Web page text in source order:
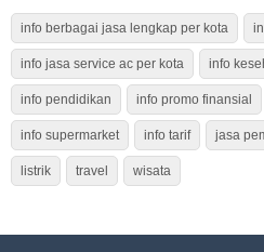
info berbagai jasa lengkap per kota
info jasa service ac per kota info
info pendidikan info promo finansial
info supermarket info tarif jasa
listrik travel wisata